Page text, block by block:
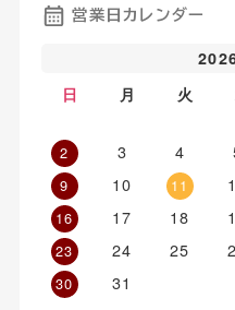
営業日カレンダー
日
月 火
2
3 4
9
10 11
16
17 18
23
24 25
30
31